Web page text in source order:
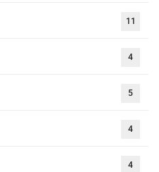
11
4
5
4
4